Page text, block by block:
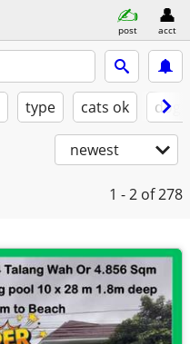
post acct
type cats ok
newest
1 - 2 of 278